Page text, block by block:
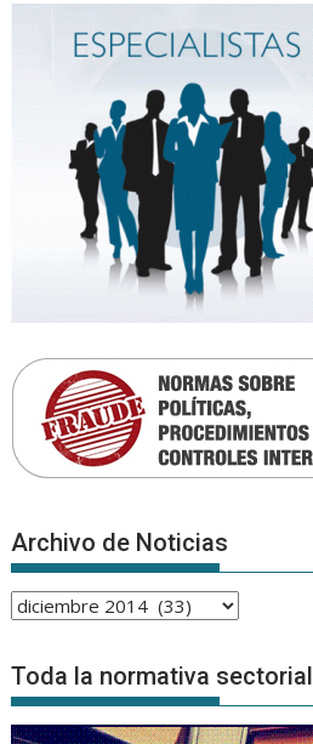
Archivo de Noticias
Archivo
Noticias
Toda la normativa sectorial